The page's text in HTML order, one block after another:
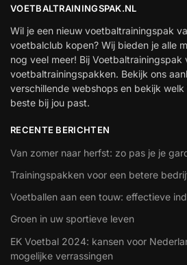
VOETBALTRAININGSPAK.NL
Wil je een nieuw voetbaltrainingspak
voetbalclub kopen? Wij bieden je alle
nog veel meer! Bij
voetbaltrainingspakken. Bekijk ons
verschillende webshops en bekijk
beste bij jou past.
RECENTE BERICHTEN
Van zomer naar herfst: zo pas je je
Trainingspakken voor een betere
Voetballen aan een touw: effectieve
Groen in uw sportieve leven
EK Voetbal 2024: kansen voor
mogelijke verrassingen